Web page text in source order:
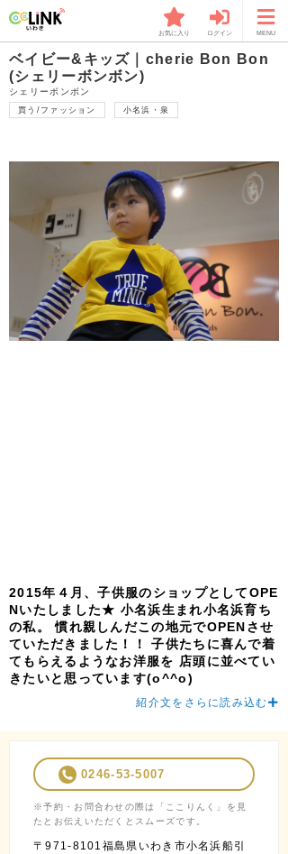
お気に入り ログイン MENU
ベイビー&キッズ｜cherie Bon Bon
(シェリーボンボン)
シェリーボンボン
買う/ファッション 小名浜・泉
2015年４月、子供服のショップとしてOPE
Nいたしました★ 小名浜生まれ小名浜育ち
の私。 慣れ親しんだこの地元でOPENさせ
ていただきました！！ 子供たちに喜んで着
てもらえるようなお洋服を 店頭に並べてい
きたいと思っています(o^^o)
紹介文をさらに読み込む
0246-53-5007
※予約・お問合わせの際は「ここりんく」を見
たとお伝えいただくとスムーズです。
〒971-8101福島県いわき市小名浜船引